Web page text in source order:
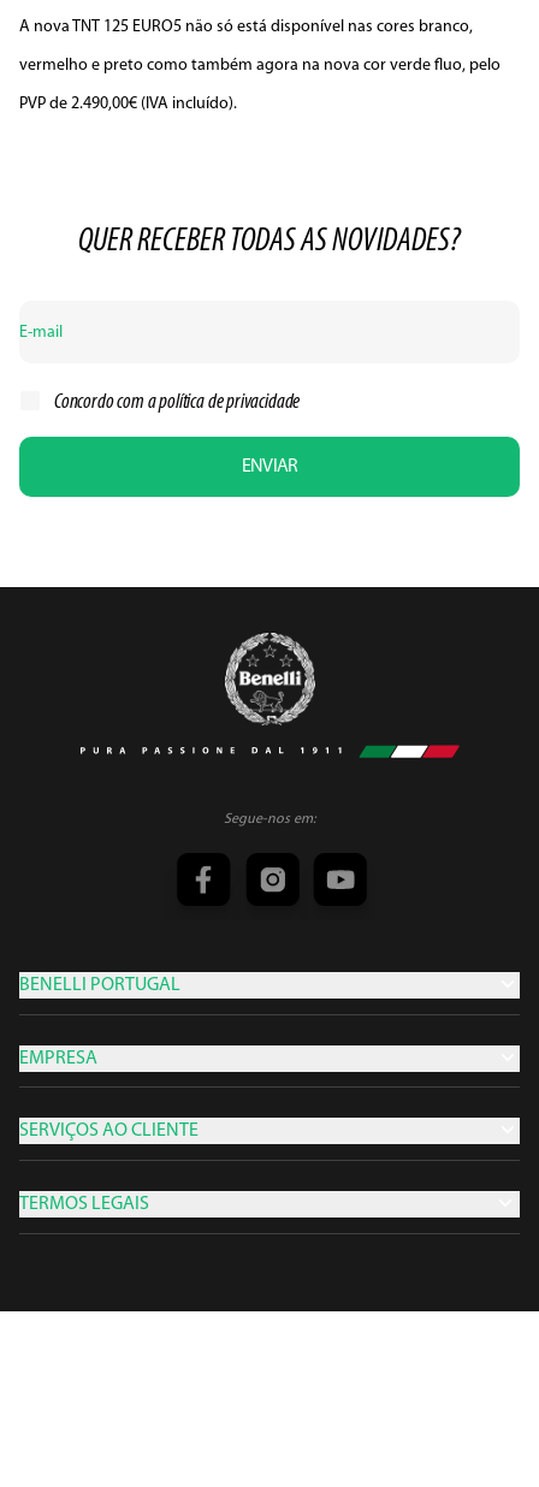
A nova TNT 125 EURO5 não só está disponível nas cores branco,
vermelho e preto como também agora na nova cor verde fluo, pelo
PVP de 2.490,00€ (IVA incluído).
QUER RECEBER TODAS AS NOVIDADES?
Concordo com apolítica de privacidade
ENVIAR
Segue-nos em:
BENELLI PORTUGAL
EMPRESA
SERVIÇOS AO CLIENTE
TERMOS LEGAIS